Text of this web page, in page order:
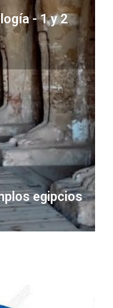
- 1 y 2
egipcios